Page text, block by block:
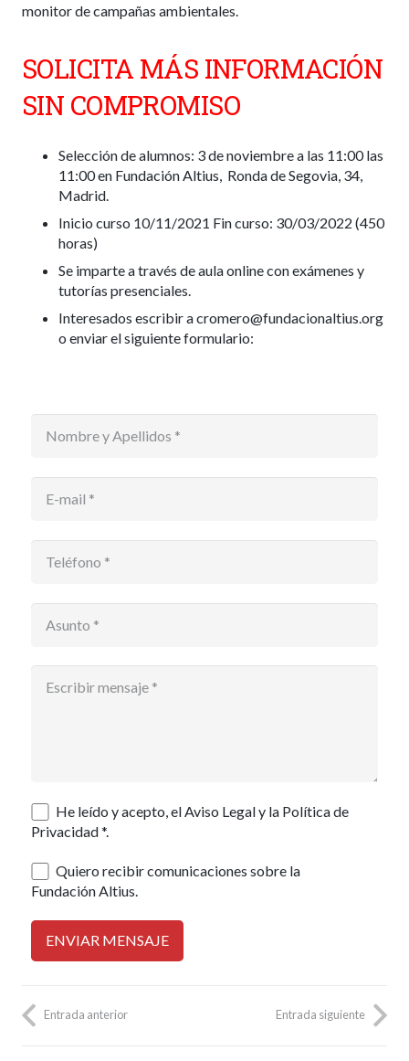
monitor de campañas ambientales.
SOLICITA MÁS INFORMACIÓN
SIN COMPROMISO
Selección de alumnos: 3 de noviembre a las 11:00 las
11:00 en Fundación Altius, Ronda de Segovia, 34,
Madrid.
Inicio curso 10/11/2021 Fin curso: 30/03/2022 (450
horas)
Se imparte a través de aula online con exámenes y
tutorías presenciales.
Interesados escribir a cromero@fundacionaltius.org
o enviar el siguiente formulario:
He leído y acepto, el Aviso Legal y la Política de
Privacidad *.
Quiero recibir comunicaciones sobre la
Fundación Altius.
Entrada anterior Entrada siguiente